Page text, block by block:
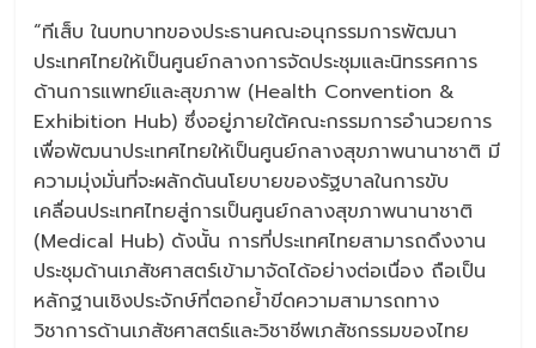
“ทีเส็บ ในบทบาทของประธานคณะอนุกรรมการพัฒนา
ประเทศไทยให้เป็นศูนย์กลางการจัดประชุมและนิทรรศการ
ด้านการแพทย์และสุขภาพ (Health Convention &
Exhibition Hub) ซึ่งอยู่ภายใต้คณะกรรมการอำนวยการ
เพื่อพัฒนาประเทศไทยให้เป็นศูนย์กลางสุขภาพนานาชาติ มี
ความมุ่งมั่นที่จะผลักดันนโยบายของรัฐบาลในการขับ
เคลื่อนประเทศไทยสู่การเป็นศูนย์กลางสุขภาพนานาชาติ
(Medical Hub) ดังนั้น การที่ประเทศไทยสามารถดึงงาน
ประชุมด้านเภสัชศาสตร์เข้ามาจัดได้อย่างต่อเนื่อง ถือเป็น
หลักฐานเชิงประจักษ์ที่ตอกย้ำขีดความสามารถทาง
วิชาการด้านเภสัชศาสตร์และวิชาชีพเภสัชกรรมของไทย